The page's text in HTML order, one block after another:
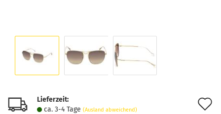
Lieferzeit:
ca. 3-4 Tage (Ausland abweichend)